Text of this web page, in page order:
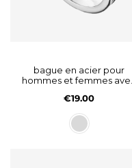
bague en acier pour
hommes et femmes avec
€19.00